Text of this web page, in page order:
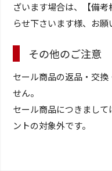
ざいます場合は、【備
らせ下さいます様、お願
その他のご注意
セール商品の返品・交
せん。
セール商品につきまし
ントの対象外です。